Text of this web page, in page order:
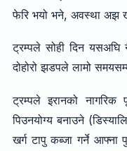
फेरि भयो भने, अवस्था अझ
ट्रम्पले सोही दिन
दोहोरो झडपले लामो
ट्रम्पले इरानको नागरिक
पिउनयोग्य बनाउने
खर्ग टापु कब्जा गर्ने आफ्ना